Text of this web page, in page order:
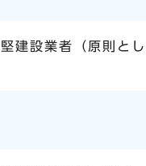
建設業者（原則